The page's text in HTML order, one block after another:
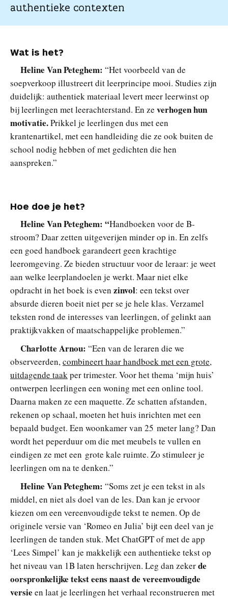
authentieke contexten
Wat is het?
Heline Van Peteghem: “Het voorbeeld van de
soepverkoop illustreert dit leerprincipe mooi. Studies zijn
duidelijk: authentiek materiaal levert meer leerwinst op
bij leerlingen met leerachterstand. En ze verhogen hun
motivatie.Prikkel je leerlingen dus met een
krantenartikel, met een handleiding die ze ook buiten de
school nodig hebben of met gedichten die hen
aanspreken.”
Hoe doe je het?
Heline Van Peteghem: “Handboeken voor de B-
stroom? Daar zetten uitgeverijen minder op in. En zelfs
een goed handboek garandeert geen krachtige
leeromgeving. Ze bieden structuur voor de leraar: je weet
aan welke leerplandoelen je werkt. Maar niet elke
opdracht in het boek is even zinvol: een tekst over
absurde dieren boeit niet per se je hele klas. Verzamel
teksten rond de interesses van leerlingen, of gelinkt aan
praktijkvakken of maatschappelijke problemen.”
Charlotte Arnou: “Een van de leraren die we
observeerden,combineert haar handboek met een grote,
uitdagende taakper trimester. Voor het thema ‘mijn huis’
ontwerpen leerlingen een woning met een online tool.
Daarna maken ze een maquette. Ze schatten afstanden,
rekenen op schaal, moeten het huis inrichten met een
bepaald budget. Een woonkamer van 25 meter lang? Dan
wordt het peperduur om die met meubels te vullen en
eindigen ze met een grote kale ruimte. Zo stimuleer je
leerlingen om na te denken.”
Heline Van Peteghem: “Soms zet je een tekst in als
middel, en niet als doel van de les. Dan kan je ervoor
kiezen om een vereenvoudigde tekst te nemen. Op de
originele versie van ‘Romeo en Julia’ bijt een deel van je
leerlingen de tanden stuk. Met ChatGPT of met de app
‘Lees Simpel’ kan je makkelijk een authentieke tekst op
het niveau van 1B laten herschrijven. Leg dan zekerde
oorspronkelijke tekst eens naast de vereenvoudigde
versie en laat je leerlingen het verhaal reconstrueren met